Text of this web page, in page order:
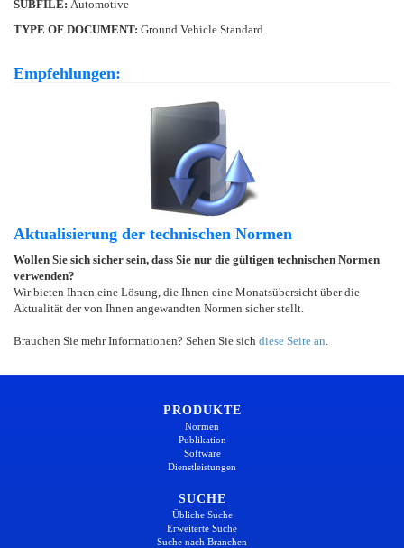
SUBFILE: Automotive
TYPE OF DOCUMENT: Ground Vehicle Standard
Empfehlungen:
Aktualisierung der technischen Normen
Wollen Sie sich sicher sein, dass Sie nur die gültigen technischen Normen
verwenden?
Wir bieten Ihnen eine Lösung, die Ihnen eine Monatsübersicht über die
Aktualität der von Ihnen angewandten Normen sicher stellt.
Brauchen Sie mehr Informationen? Sehen Sie sich diese Seite an
PRODUKTE
Normen
Publikation
Software
Dienstleistungen
SUCHE
Übliche Suche
Erweiterte Suche
Suche nach Branchen